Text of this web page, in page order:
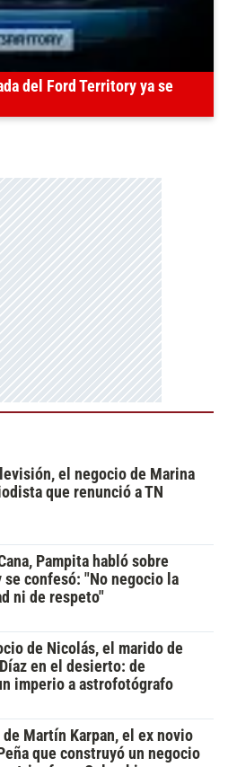
del Ford Territory ya se
el negocio de Marina
que renunció a TN
Pampita habló sobre
se confesó: "No negocio la
ni de respeto"
de Nicolás, el marido de
en el desierto: de
imperio a astrofotógrafo
de Martín Karpan, el ex novio
que construyó un negocio